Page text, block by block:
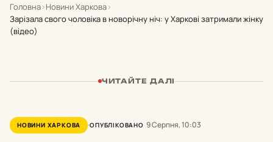
Головна›Новини Харкова›
Зарізала свого чоловіка в новорічну ніч: у Харкові затримали жінку
(відео)
ЧИТАЙТЕ ДАЛІ
НОВИНИ ХАРКОВА ОПУБЛІКОВАНО 9 Серпня, 10:03